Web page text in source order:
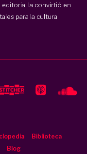
editorial la convirtió en
para la cultura
Biblioteca
Blog